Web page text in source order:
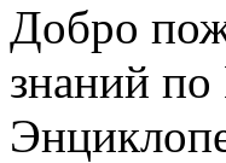
Добро
знаний